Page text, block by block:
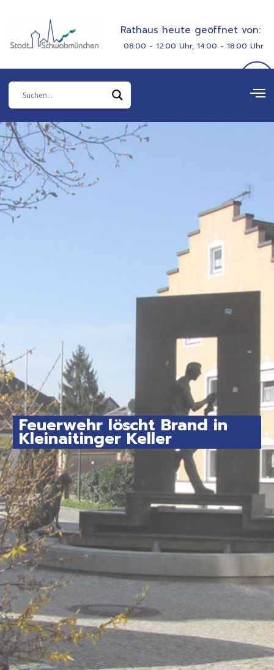
springen
Rathaus heute geöffnet von:
08:00 - 12:00 Uhr, 14:00 - 18:00 Uhr
Feuerwehr löscht Brand in
Kleinaitinger Keller